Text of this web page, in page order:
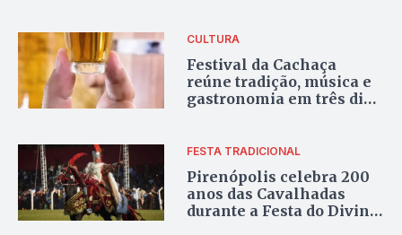
CULTURA
Festival da Cachaça
reúne tradição, música e
gastronomia em três dias
FESTA TRADICIONAL
Pirenópolis celebra 200
anos das Cavalhadas
durante a Festa do Divino